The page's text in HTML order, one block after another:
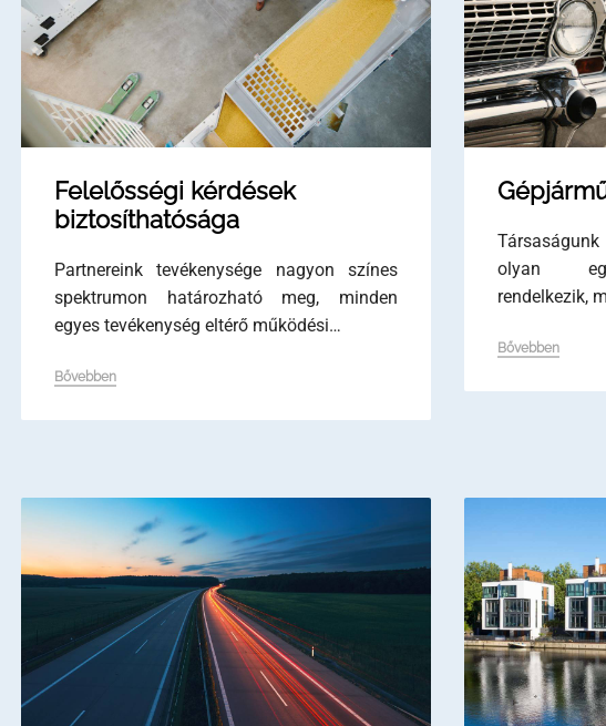
Felelősségi kérdések
biztosíthatósága
Partnereink tevékenysége nagyon színes
spektrumon határozható meg, minden
egyes tevékenység eltérő működési…
Bővebben
olyan
rendelkezik,
Bővebben